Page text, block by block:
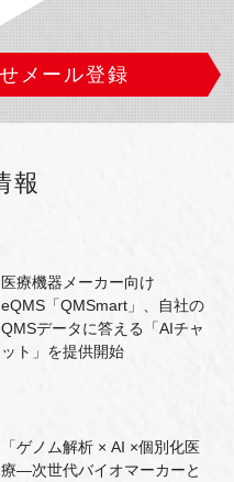
メール登録
報
医療機器メーカー向け
eQMS「QMSmart」、自社の
QMSデータに答える「AIチャ
ット」を提供開始
「ゲノム解析 × AI ×個別化医
療―次世代バイオマーカーと